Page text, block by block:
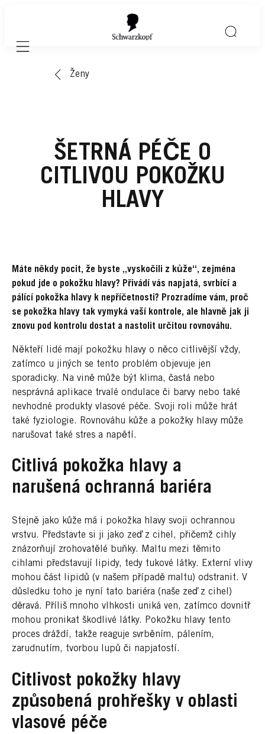
Mobile navigation
Ženy
ŠETRNÁ PÉČE O
CITLIVOU POKOŽKU
HLAVY
Máte někdy pocit, že byste „vyskočili z kůže“, zejména
pokud jde o pokožku hlavy? Přivádí vás napjatá, svrbící a
pálící pokožka hlavy k nepříčetnosti? Prozradíme vám, proč
se pokožka hlavy tak vymyká vaší kontrole, ale hlavně jak ji
znovu pod kontrolu dostat a nastolit určitou rovnováhu.
Někteří lidé mají pokožku hlavy o něco citlivější vždy,
zatímco u jiných se tento problém objevuje jen
sporadicky. Na vině může být klima, častá nebo
nesprávná aplikace trvalé ondulace či barvy nebo také
nevhodné produkty vlasové péče. Svoji roli může hrát
také fyziologie. Rovnováhu kůže a pokožky hlavy může
narušovat také stres a napětí.
Citlivá pokožka hlavy a
narušená ochranná bariéra
Stejně jako kůže má i pokožka hlavy svoji ochrannou
vrstvu. Představte si ji jako zeď z cihel, přičemž cihly
znázorňují zrohovatělé buňky. Maltu mezi těmito
cihlami představují lipidy, tedy tukové látky. Externí vlivy
mohou část lipidů (v našem případě maltu) odstranit. V
důsledku toho je nyní tato bariéra (naše zeď z cihel)
děravá. Příliš mnoho vlhkosti uniká ven, zatímco dovnitř
mohou pronikat škodlivé látky. Pokožku hlavy tento
proces dráždí, takže reaguje svrběním, pálením,
zarudnutím, tvorbou lupů či napjatostí.
Citlivost pokožky hlavy
způsobená prohřešky v oblasti
vlasové péče